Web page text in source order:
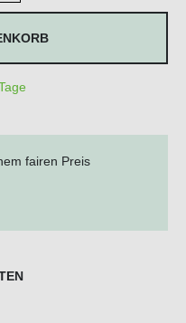
fairen Preis